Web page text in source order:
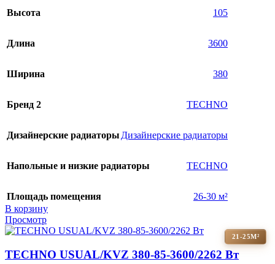
Высота 105
Длина 3600
Ширина 380
Бренд 2 TECHNO
Дизайнерские радиаторы Дизайнерские радиаторы
Напольные и низкие радиаторы TECHNO
Площадь помещения
26-30 м²
В корзину
Просмотр
21-25М²
TECHNO USUAL/KVZ 380-85-3600/2262 Вт